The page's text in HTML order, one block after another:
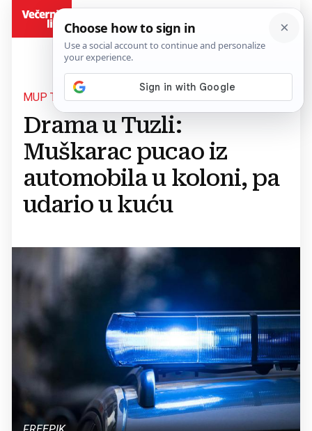
MUP TŽ
Drama u Tuzli:
Muškarac pucao iz
automobila u koloni, pa
udario u kuću